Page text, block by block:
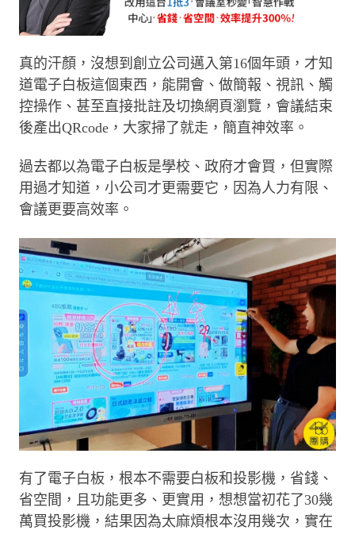
真的汗顏，沒想到創立公司邁入第16個年頭，才知
道電子白板這個東西，能開會、做簡報、視訊、觸
控操作、甚至直接批註及切換網頁瀏覽，會議結束
後產出QRcode，大家掃了就走，簡直神效率。
過去都以為電子白板是學校、政府才會買，但實際
用過才知道，小公司才更需要它，因為人力有限、
會議更要高效率。
有了電子白板，根本不需要白板和投影機，省錢、
省空間，且功能更多、更實用，想想當初花了30幾
萬買投影機，結果因為太麻煩根本沒用幾次，實在